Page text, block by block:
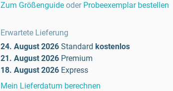
Zum Größenguide oder Probeexemplar bestellen
Erwartete Lieferung
24. August 2026 Standard kostenlos
21. August 2026 Premium
18. August 2026 Express
Mein Lieferdatum berechnen